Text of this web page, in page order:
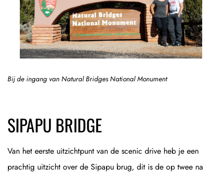
Bij de ingang van Natural Bridges National Monument
SIPAPU BRIDGE
Van het eerste uitzichtpunt van de scenic drive heb je een
prachtig uitzicht over de Sipapu brug, dit is de op twee na